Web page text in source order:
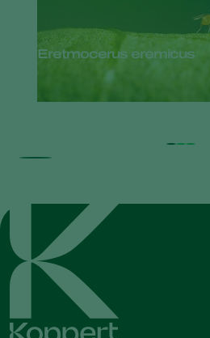
Eretmocerus eremicus